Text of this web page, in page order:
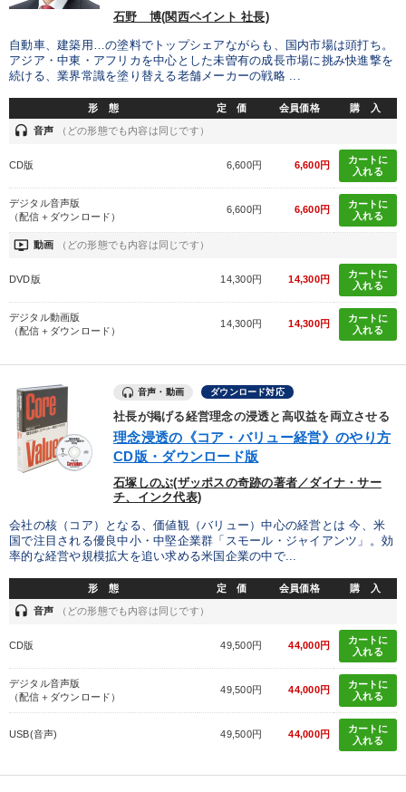
石野 博(関西ペイント 社長)
自動車、建築用…の塗料でトップシェアながらも、国内市場は頭打ち。
アジア・中東・アフリカを中心とした未曽有の成長市場に挑み快進撃を
続ける、業界常識を塗り替える老舗メーカーの戦略 ...
形 態 定 価 会員価格 購 入
headset 音声 （どの形態でも内容は同じです）
CD版 6,600円 6,600円
カートに
入れる
デジタル音声版
（配信＋ダウンロード）
6,600円 6,600円
カートに
入れる
ondemand_video 動画 （どの形態でも内容は同じです）
DVD版 14,300円 14,300円
カートに
入れる
デジタル動画版
（配信＋ダウンロード）
14,300円 14,300円
カートに
入れる
音声・動画 ダウンロード対応
社長が掲げる経営理念の浸透と高収益を両立させる
理念浸透の《コア・バリュー経営》のやり方
CD版・ダウンロード版
石塚しのぶ(ザッポスの奇跡の著者／ダイナ・サー
チ、インク代表)
会社の核（コア）となる、価値観（バリュー）中心の経営とは 今、米
国で注目される優良中小・中堅企業群「スモール・ジャイアンツ」。効
率的な経営や規模拡大を追い求める米国企業の中で...
形 態 定 価 会員価格 購 入
headset 音声 （どの形態でも内容は同じです）
CD版 49,500円 44,000円
カートに
入れる
デジタル音声版
（配信＋ダウンロード）
49,500円 44,000円
カートに
入れる
USB(音声) 49,500円 44,000円
カートに
入れる